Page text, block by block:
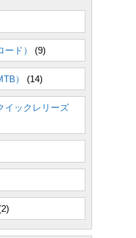
ド） (9)
） (14)
イックレリーズ